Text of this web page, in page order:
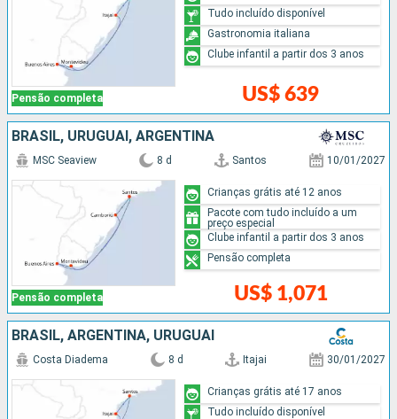
Pensão completa US$ 639
Tudo incluído disponível
Gastronomia italiana
Clube infantil a partir dos 3 anos
BRASIL, URUGUAI, ARGENTINA
Pensão completa
MSC Seaview 8 d Santos 10/01/2027
US$ 1,071
Crianças grátis até 12 anos
Pacote com tudo incluído a um
preço especial
Clube infantil a partir dos 3 anos
Pensão completa
BRASIL, ARGENTINA, URUGUAI
Costa Diadema 8 d Itajai 30/01/2027
Crianças grátis até 17 anos
Tudo incluído disponível